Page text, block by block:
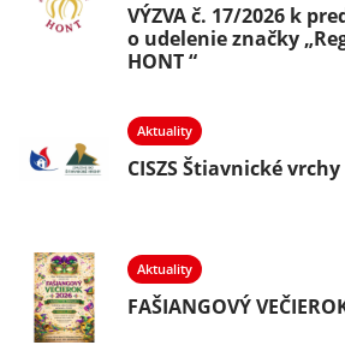
VÝZVA č. 17/2026 k
o udelenie značky
HONT “
Aktuality
CISZS Štiavnické vrchy
Aktuality
FAŠIANGOVÝ